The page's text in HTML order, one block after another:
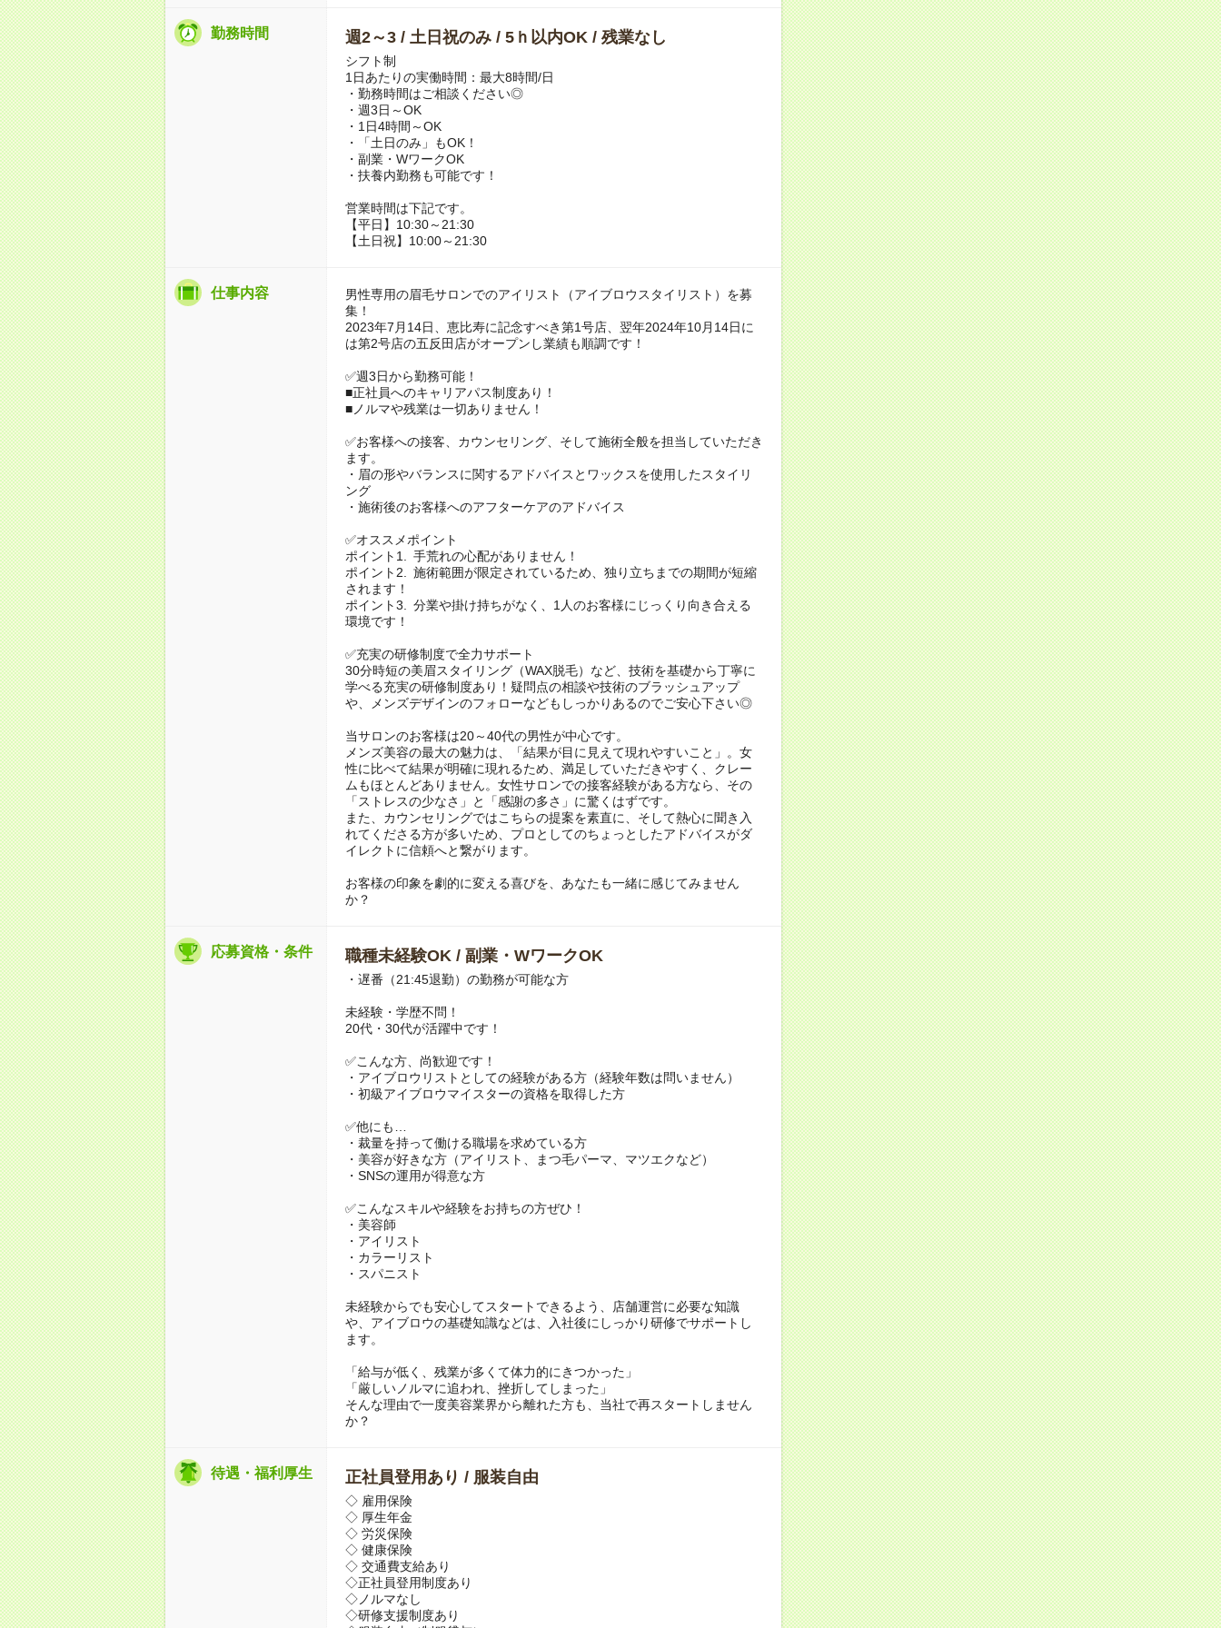
勤務時間 週2～3 / 土日祝のみ / 5ｈ以内OK / 残業なし
シフト制
1日あたりの実働時間：最大8時間/日
・勤務時間はご相談ください◎
・週3日～OK
・1日4時間～OK
・「土日のみ」もOK！
・副業・WワークOK
・扶養内勤務も可能です！
営業時間は下記です。
【平日】10:30～21:30
【土日祝】10:00～21:30
仕事内容
男性専用の眉毛サロンでのアイリスト（アイブロウスタイリスト）を募
集！
2023年7月14日、恵比寿に記念すべき第1号店、翌年2024年10月14日に
は第2号店の五反田店がオープンし業績も順調です！
✅週3日から勤務可能！
■正社員へのキャリアパス制度あり！
■ノルマや残業は一切ありません！
✅お客様への接客、カウンセリング、そして施術全般を担当していただき
ます。
・眉の形やバランスに関するアドバイスとワックスを使用したスタイリ
ング
・施術後のお客様へのアフターケアのアドバイス
✅オススメポイント
ポイント1. 手荒れの心配がありません！
ポイント2. 施術範囲が限定されているため、独り立ちまでの期間が短縮
されます！
ポイント3. 分業や掛け持ちがなく、1人のお客様にじっくり向き合える
環境です！
✅充実の研修制度で全力サポート
30分時短の美眉スタイリング（WAX脱毛）など、技術を基礎から丁寧に
学べる充実の研修制度あり！疑問点の相談や技術のブラッシュアップ
や、メンズデザインのフォローなどもしっかりあるのでご安心下さい◎
当サロンのお客様は20～40代の男性が中心です。
メンズ美容の最大の魅力は、「結果が目に見えて現れやすいこと」。女
性に比べて結果が明確に現れるため、満足していただきやすく、クレー
ムもほとんどありません。女性サロンでの接客経験がある方なら、その
「ストレスの少なさ」と「感謝の多さ」に驚くはずです。
また、カウンセリングではこちらの提案を素直に、そして熱心に聞き入
れてくださる方が多いため、プロとしてのちょっとしたアドバイスがダ
イレクトに信頼へと繋がります。
お客様の印象を劇的に変える喜びを、あなたも一緒に感じてみません
か？
応募資格・条件 職種未経験OK / 副業・WワークOK
・遅番（21:45退勤）の勤務が可能な方
未経験・学歴不問！
20代・30代が活躍中です！
✅こんな方、尚歓迎です！
・アイブロウリストとしての経験がある方（経験年数は問いません）
・初級アイブロウマイスターの資格を取得した方
✅他にも…
・裁量を持って働ける職場を求めている方
・美容が好きな方（アイリスト、まつ毛パーマ、マツエクなど）
・SNSの運用が得意な方
✅こんなスキルや経験をお持ちの方ぜひ！
・美容師
・アイリスト
・カラーリスト
・スパニスト
未経験からでも安心してスタートできるよう、店舗運営に必要な知識
や、アイブロウの基礎知識などは、入社後にしっかり研修でサポートし
ます。
「給与が低く、残業が多くて体力的にきつかった」
「厳しいノルマに追われ、挫折してしまった」
そんな理由で一度美容業界から離れた方も、当社で再スタートしません
か？
待遇・福利厚生 正社員登用あり / 服装自由
◇ 雇用保険
◇ 厚生年金
◇ 労災保険
◇ 健康保険
◇ 交通費支給あり
◇正社員登用制度あり
◇ノルマなし
◇研修支援制度あり